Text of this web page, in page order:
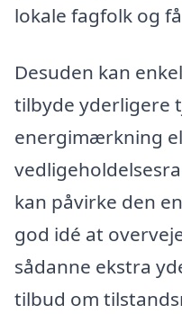
lokale fagfolk og
Desuden kan
tilbyde yderligere
energimærkning
kan påvirke den
god idé at
sådanne ekstra
tilbud om